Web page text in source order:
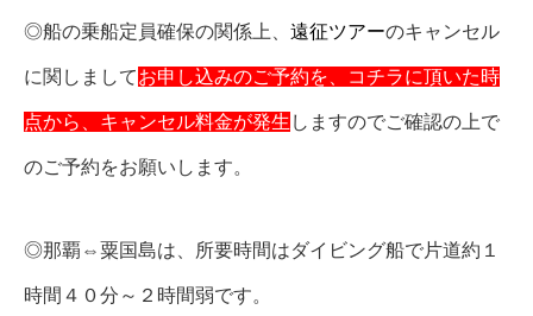
◎船の乗船定員確保の関係上、 遠征ツアーのキャンセル
に関しましてお申し込みのご予約を、コチラに頂いた時
点から、キャンセル料金が発生 しますのでご確認の上で
のご予約をお願いします。
◎那覇⇔粟国島は、所要時間はダイビング船で片道約１
時間４０分～２時間弱です。